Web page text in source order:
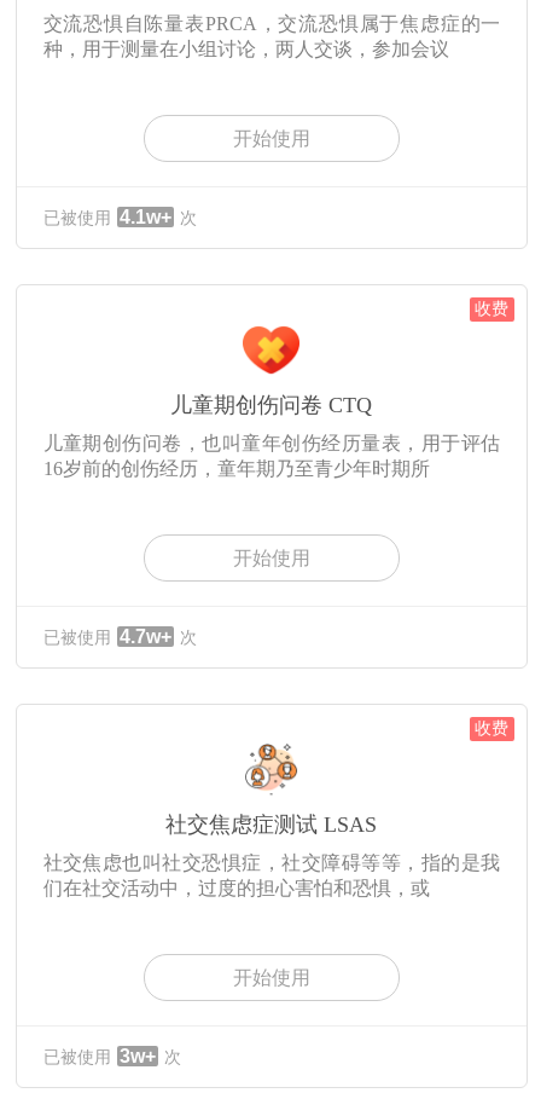
交流恐惧自陈量表PRCA，交流恐惧属于焦虑症的一
种，用于测量在小组讨论，两人交谈，参加会议
开始使用
已被使用 4.1w+ 次
收费
儿童期创伤问卷 CTQ
儿童期创伤问卷，也叫童年创伤经历量表，用于评估
16岁前的创伤经历，童年期乃至青少年时期所
开始使用
已被使用 4.7w+ 次
收费
社交焦虑症测试 LSAS
社交焦虑也叫社交恐惧症，社交障碍等等，指的是我
们在社交活动中，过度的担心害怕和恐惧，或
开始使用
已被使用 3w+ 次